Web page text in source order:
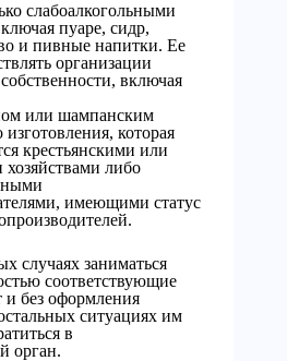
слабоалкогольными
пуаре, сидр,
и пивные напитки. Ее
организации
включая
или шампанским
изготовления, которая
крестьянскими или
либо
имеющими статус
случаях заниматься
соответствующие
и без оформления
ситуациях им
в
орган.